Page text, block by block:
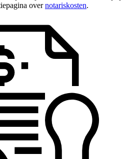
overnotariskosten.